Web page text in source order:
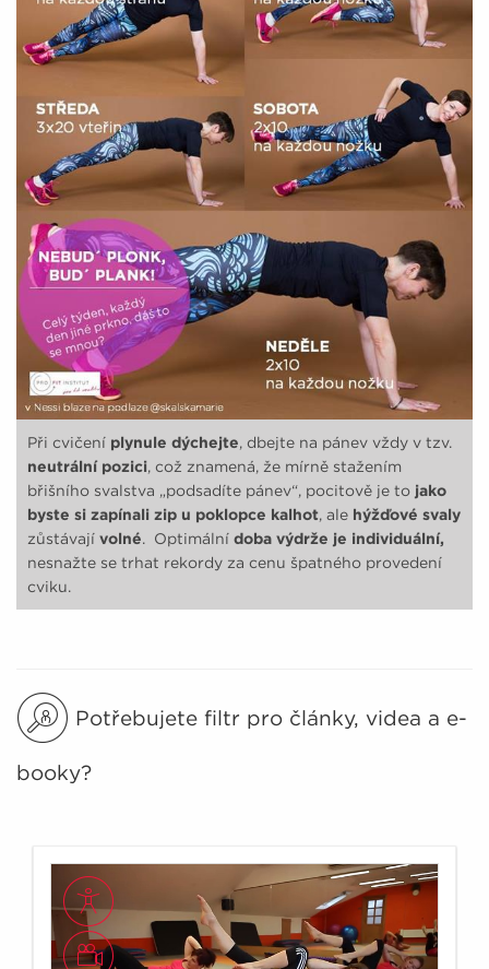
Při cvičení plynule dýchejte, dbejte na pánev vždy v tzv.
neutrální pozici, což znamená, že mírně stažením
břišního svalstva „podsadíte pánev“, pocitově je to jako
byste si zapínali zip u poklopce kalhot, ale hýžďové svaly
zůstávají volné. Optimální doba výdrže je individuální,
nesnažte se trhat rekordy za cenu špatného provedení
cviku.
Potřebujete filtr pro články, videa a e-
booky?